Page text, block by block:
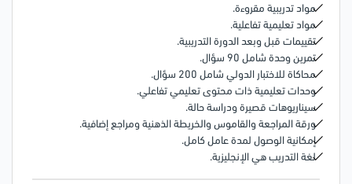
الامتحان الدولي والحصول على المصداقية المهنية في تحليل الأعمال.
مواد تدريبية مقروءة.
مواد تعليمية تفاعلية.
تقييمات قبل وبعد الدورة التدريبية.
تمرين وحدة شامل 90 سؤال.
محاكاة للاختبار الدولي شامل 200 سؤال.
وحدات تعليمية ذات محتوى تعليمي تفاعلي.
سيناريوهات قصيرة ودراسة حالة.
ورقة المراجعة والقاموس والخريطة الذهنية ومراجع إضافية.
إمكانية الوصول لمدة عامل كامل.
لغة التدريب هي الإنجليزية.